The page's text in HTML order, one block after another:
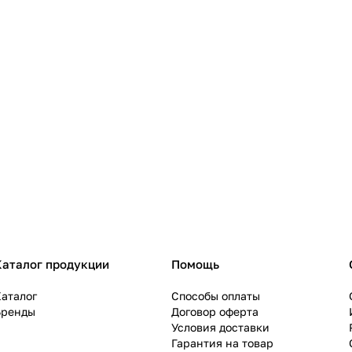
продукции Помощь
Способы оплаты
Договор оферта
Условия доставки
Гарантия на товар